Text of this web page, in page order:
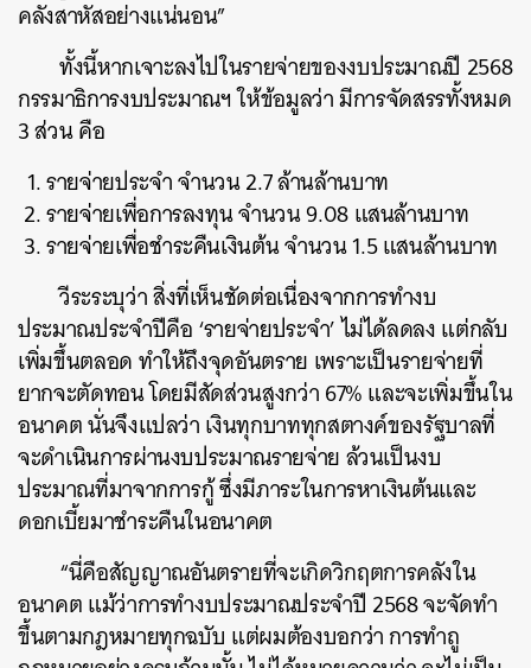
คลังสาหัสอย่างแน่นอน”
ทั้งนี้หากเจาะลงไปในรายจ่ายของงบประมาณปี 2568
กรรมาธิการงบประมาณฯ ให้ข้อมูลว่า มีการจัดสรรทั้งหมด
3 ส่วน คือ
รายจ่ายประจำ จำนวน 2.7 ล้านล้านบาท
รายจ่ายเพื่อการลงทุน จำนวน 9.08 แสนล้านบาท
รายจ่ายเพื่อชำระคืนเงินต้น จำนวน 1.5 แสนล้านบาท
วีระระบุว่า สิ่งที่เห็นชัดต่อเนื่องจากการทำงบ
ประมาณประจำปีคือ ‘รายจ่ายประจำ’ ไม่ได้ลดลง แต่กลับ
เพิ่มขึ้นตลอด ทำให้ถึงจุดอันตราย เพราะเป็นรายจ่ายที่
ยากจะตัดทอน โดยมีสัดส่วนสูงกว่า 67% และจะเพิ่มขึ้นใน
อนาคต นั่นจึงแปลว่า เงินทุกบาททุกสตางค์ของรัฐบาลที่
จะดำเนินการผ่านงบประมาณรายจ่าย ล้วนเป็นงบ
ประมาณที่มาจากการกู้ ซึ่งมีภาระในการหาเงินต้นและ
ดอกเบี้ยมาชำระคืนในอนาคต
“นี่คือสัญญาณอันตรายที่จะเกิดวิกฤตการคลังใน
อนาคต แม้ว่าการทำงบประมาณประจำปี 2568 จะจัดทำ
ขึ้นตามกฎหมายทุกฉบับ แต่ผมต้องบอกว่า การทำถู